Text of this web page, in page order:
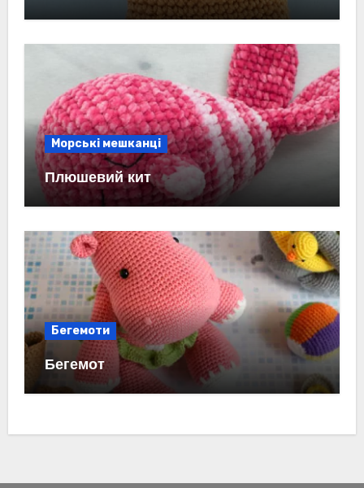
Морські мешканці
Плюшевий кит
Бегемоти
Бегемот